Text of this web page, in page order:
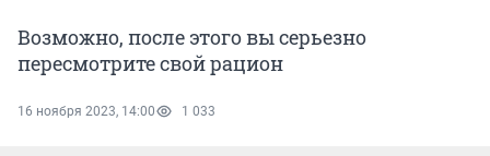
Возможно, после этого вы серьезно
пересмотрите свой рацион
16 ноября 2023, 14:00 1 033